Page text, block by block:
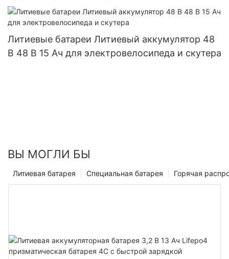
Литиевые батареи Литиевый аккумулятор 48
В 48 В 15 Ач для электровелосипеда и скутера
ВЫ МОГЛИ БЫ
Горячая
Специальная батарея
Литиевая батарея